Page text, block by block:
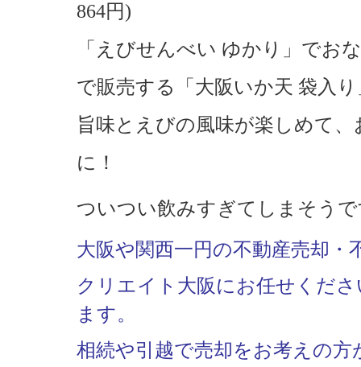
864円)
「えびせんべい ゆかり」でお
で販売する「大阪いか天 袋入
旨味とえびの風味が楽しめて
に！
ついつい飲みすぎてしまそう
大阪や関西一円の不動産売却・
クリエイト大阪にお任せくだ
ます。
相続や引越で売却をお考えの